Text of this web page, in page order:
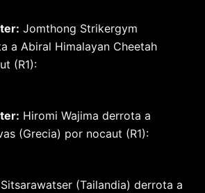
Jomthong Strikergym
a Abiral Himalayan Cheetah
(R1):
Hiromi Wajima derrota a
(Grecia) por nocaut (R1):
(Tailandia) derrota a